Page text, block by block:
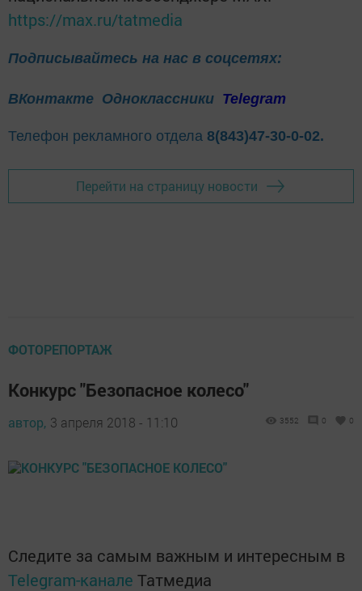
https://max.ru/tatmedia
Подписывайтесь на нас в соцсетях:
ВКонтакте Одноклассники Telegram
Телефон рекламного отдела 8(843)47-30-0-02.
Перейти на страницу новости
ФОТОРЕПОРТАЖ
Конкурс "Безопасное колесо"
автор, 3 апреля 2018 - 11:10 3552 0 0
Следите за самым важным и интересным в
Telegram-канале Татмедиа